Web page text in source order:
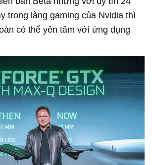
trong làng gaming của Nvidia thì
có thể yên tâm với ứng dụng